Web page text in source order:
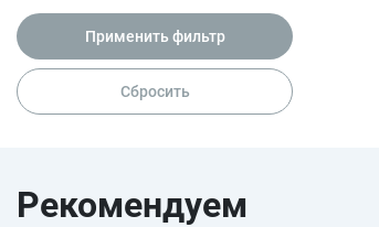
Применить фильтр
Сбросить
Рекомендуем